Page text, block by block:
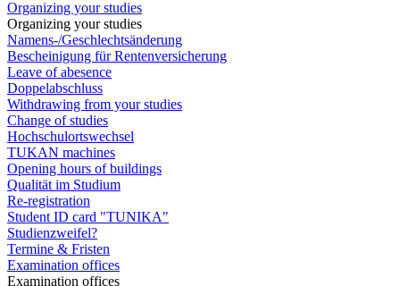
Organizing your studies
Organizing your studies
Namens-/Geschlechtsänderung
Bescheinigung für Rentenversicherung
Leave of abesence
Doppelabschluss
Withdrawing from your studies
Change of studies
Hochschulortswechsel
TUKAN machines
Opening hours of buildings
Qualität im Studium
Re-registration
Student ID card "TUNIKA"
Studienzweifel?
Termine & Fristen
Examination offices
Examination offices